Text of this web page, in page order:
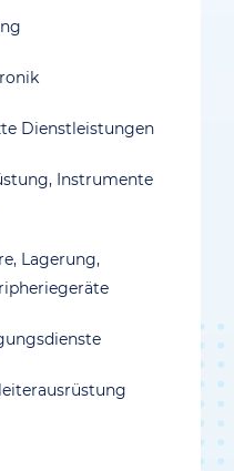
Dienstleistungen
Instrumente
Lagerung,